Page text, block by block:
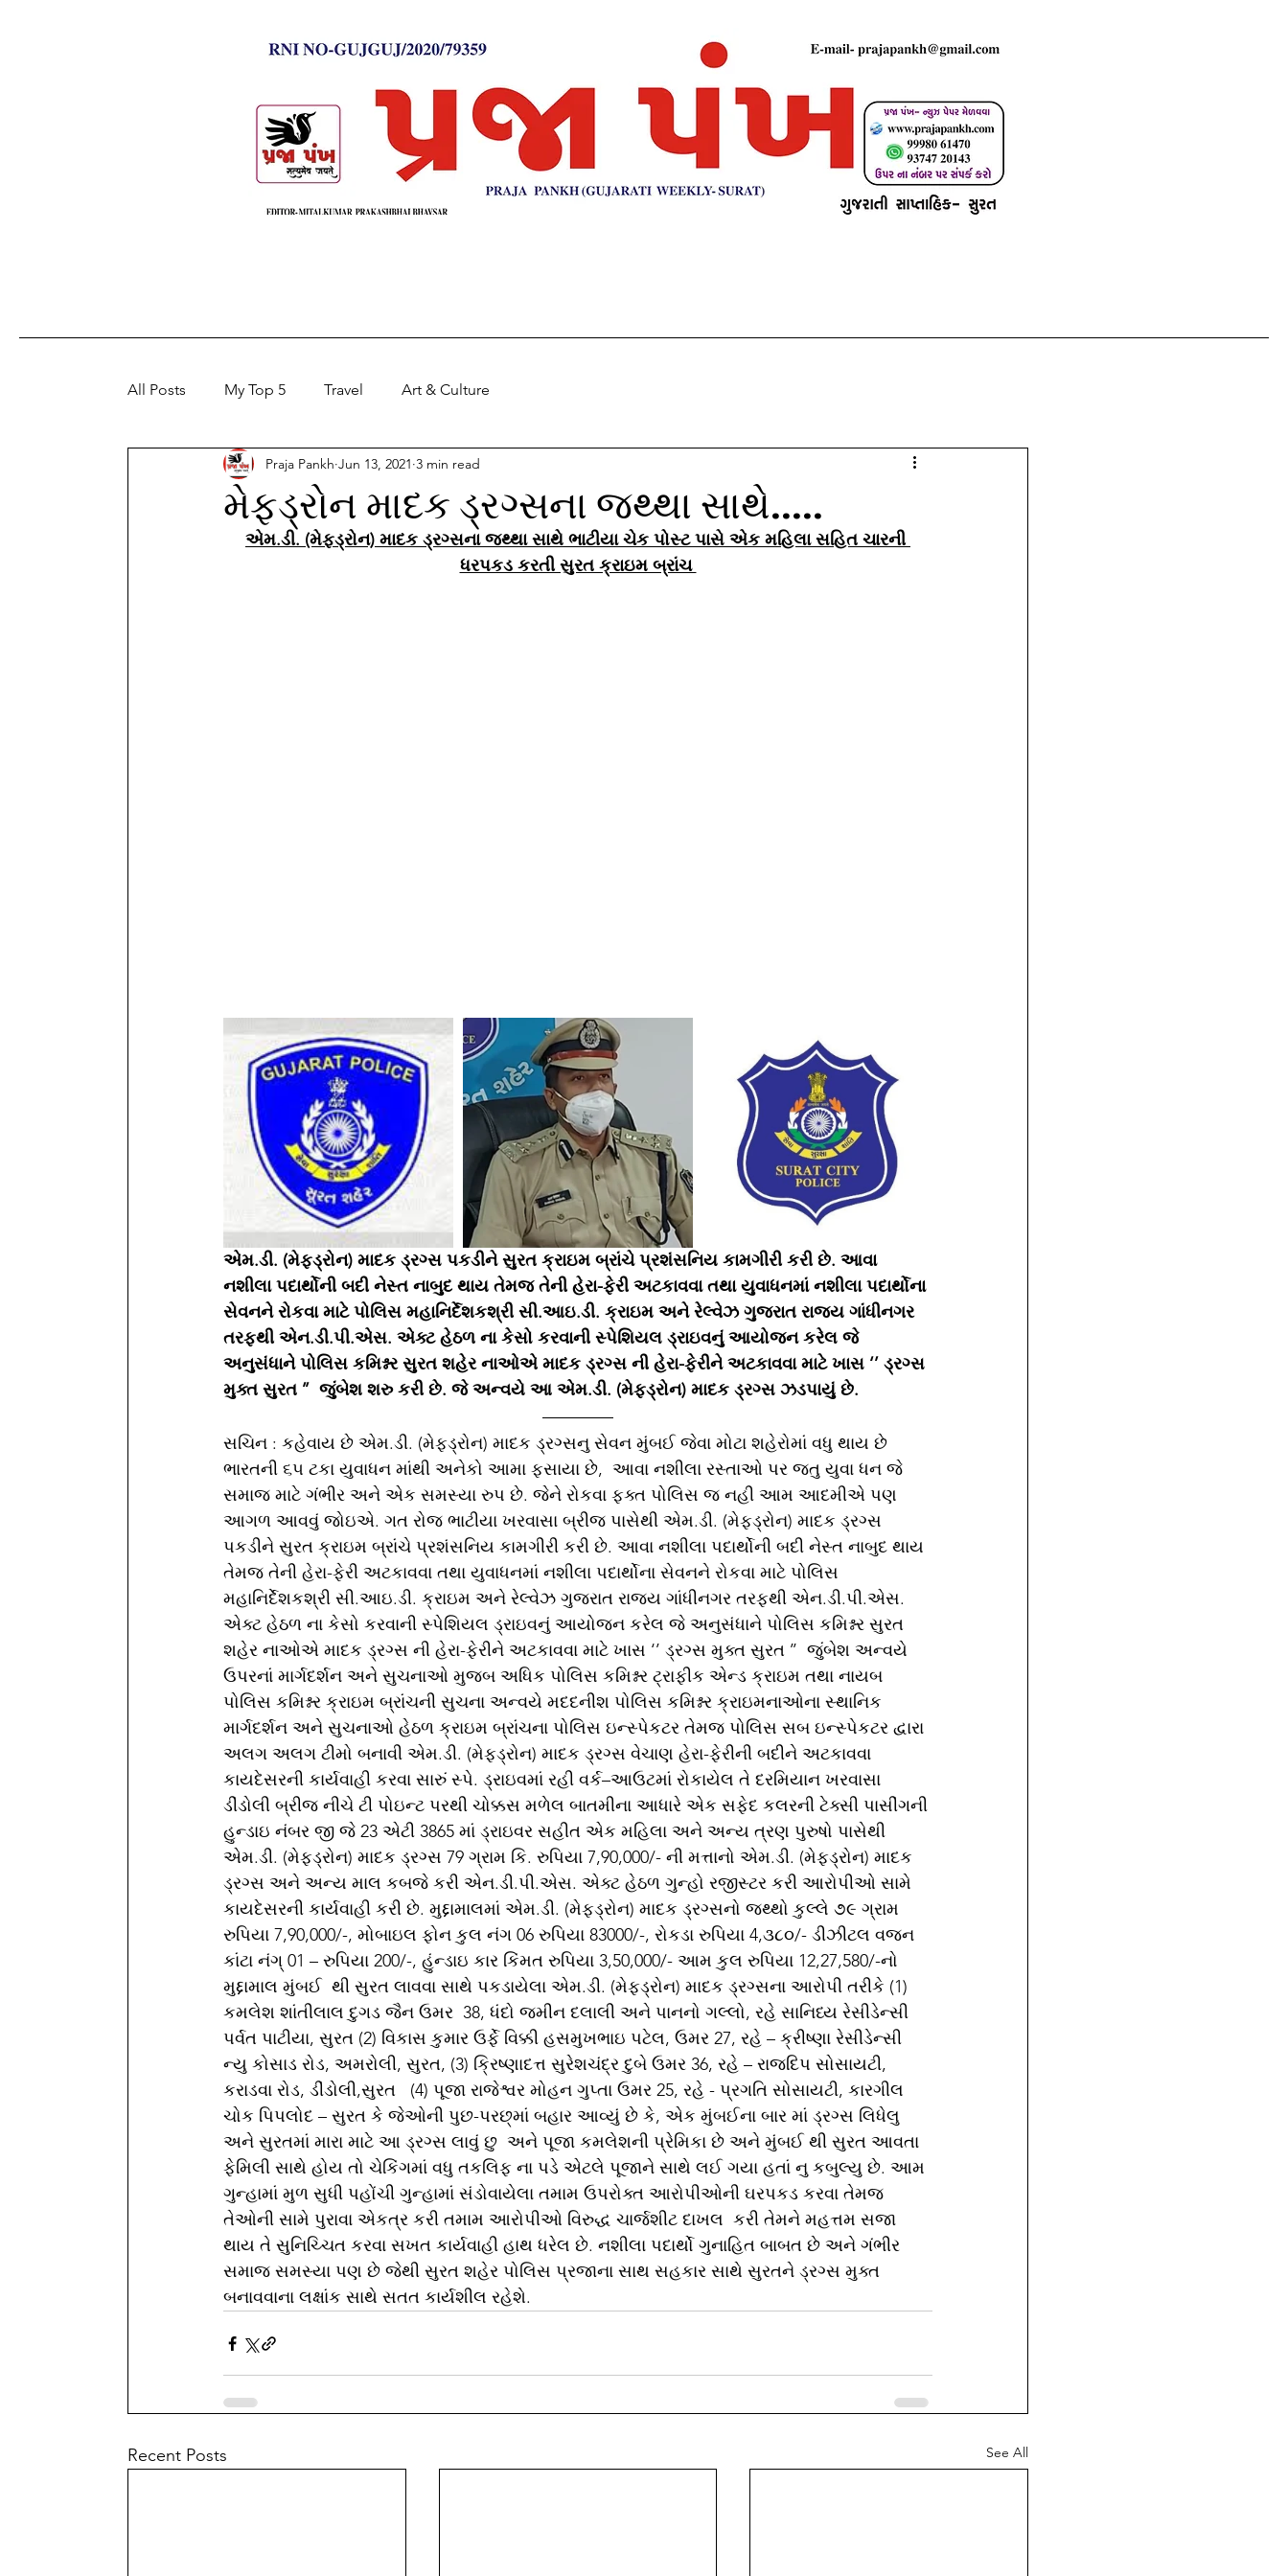
All Posts My Top 5 Travel Art & Culture
મેફ્ડ્રોન માદક ડ્રગ્સના જથ્થા સાથે.....
Praja Pankh Jun 13, 2021 3 min read
એમ.ડી. (મેફ્ડ્રોન) માદક ડ્રગ્સના જથ્થા સાથે ભાટીયા ચેક પોસ્ટ પાસે એક મહિલા સહિત ચારની
ધરપકડ કરતી સુરત ક્રાઇમ બ્રાંચ
એમ.ડી. (મેફ્ડ્રોન) માદક ડ્રગ્સ પકડીને સુરત ક્રાઇમ બ્રાંચે પ્રશંસનિય કામગીરી કરી છે. આવા
નશીલા પદાર્થોની બદી નેસ્ત નાબુદ થાય તેમજ તેની હેરા-ફેરી અટકાવવા તથા યુવાધનમાં નશીલા પદાર્થોના
સેવનને રોકવા માટે પોલિસ મહાનિર્દેશકશ્રી સી.આઇ.ડી. ક્રાઇમ અને રેલ્વેઝ ગુજરાત રાજ્ય ગાંધીનગર
તરફથી એન.ડી.પી.એસ. એક્ટ હેઠળ ના કેસો કરવાની સ્પેશિયલ ડ્રાઇવનું આયોજન કરેલ જે
અનુસંધાને પોલિસ કમિશ્નર સુરત શહેર નાઓએ માદક ડ્રગ્સ ની હેરા-ફેરીને અટકાવવા માટે ખાસ ‘’ ડ્રગ્સ
મુક્ત સુરત ’’  જુંબેશ શરુ કરી છે. જે અન્વયે આ એમ.ડી. (મેફ્ડ્રોન) માદક ડ્રગ્સ ઝડપાયું છે.
સચિન : કહેવાય છે એમ.ડી. (મેફ્ડ્રોન) માદક ડ્રગ્સનુ સેવન મુંબઈ જેવા મોટા શહેરોમાં વધુ થાય છે
ભારતની ૬૫ ટકા યુવાધન માંથી અનેકો આમા ફસાયા છે,  આવા નશીલા રસ્તાઓ પર જતુ યુવા ધન જે
સમાજ માટે ગંભીર અને એક સમસ્યા રુપ છે. જેને રોકવા ફક્ત પોલિસ જ નહી આમ આદમીએ પણ
આગળ આવવું જોઇએ. ગત રોજ ભાટીયા ખરવાસા બ્રીજ પાસેથી એમ.ડી. (મેફ્ડ્રોન) માદક ડ્રગ્સ
પકડીને સુરત ક્રાઇમ બ્રાંચે પ્રશંસનિય કામગીરી કરી છે. આવા નશીલા પદાર્થોની બદી નેસ્ત નાબુદ થાય
તેમજ તેની હેરા-ફેરી અટકાવવા તથા યુવાધનમાં નશીલા પદાર્થોના સેવનને રોકવા માટે પોલિસ
મહાનિર્દેશકશ્રી સી.આઇ.ડી. ક્રાઇમ અને રેલ્વેઝ ગુજરાત રાજ્ય ગાંધીનગર તરફથી એન.ડી.પી.એસ.
એક્ટ હેઠળ ના કેસો કરવાની સ્પેશિયલ ડ્રાઇવનું આયોજન કરેલ જે અનુસંધાને પોલિસ કમિશ્નર સુરત
શહેર નાઓએ માદક ડ્રગ્સ ની હેરા-ફેરીને અટકાવવા માટે ખાસ ‘’ ડ્રગ્સ મુક્ત સુરત ’’  જુંબેશ અન્વયે
ઉપરનાં માર્ગદર્શન અને સુચનાઓ મુજબ અધિક પોલિસ કમિશ્નર ટ્રાફીક એન્ડ ક્રાઇમ તથા નાયબ
પોલિસ કમિશ્નર ક્રાઇમ બ્રાંચની સુચના અન્વયે મદદનીશ પોલિસ કમિશ્નર ક્રાઇમનાઓના સ્થાનિક
માર્ગદર્શન અને સુચનાઓ હેઠળ ક્રાઇમ બ્રાંચના પોલિસ ઇન્સ્પેકટર તેમજ પોલિસ સબ ઇન્સ્પેકટર દ્વારા
અલગ અલગ ટીમો બનાવી એમ.ડી. (મેફ્ડ્રોન) માદક ડ્રગ્સ વેચાણ હેરા-ફેરીની બદીને અટકાવવા
કાયદેસરની કાર્યવાહી કરવા સારું સ્પે. ડ્રાઇવમાં રહી વર્ક–આઉટમાં રોકાયેલ તે દરમિયાન ખરવાસા
ડીંડોલી બ્રીજ નીચે ટી પોઇન્ટ પરથી ચોક્કસ મળેલ બાતમીના આધારે એક સફેદ કલરની ટેક્સી પાસીંગની
હુન્ડાઇ નંબર જી જે 23 એટી 3865 માં ડ્રાઇવર સહીત એક મહિલા અને અન્ય ત્રણ પુરુષો પાસેથી
એમ.ડી. (મેફ્ડ્રોન) માદક ડ્રગ્સ 79 ગ્રામ કિ. રુપિયા 7,90,000/- ની મત્તાનો એમ.ડી. (મેફ્ડ્રોન) માદક
ડ્રગ્સ અને અન્ય માલ કબજે કરી એન.ડી.પી.એસ. એક્ટ હેઠળ ગુન્હો રજીસ્ટર કરી આરોપીઓ સામે
કાયદેસરની કાર્યવાહી કરી છે. મુદ્દામાલમાં એમ.ડી. (મેફ્ડ્રોન) માદક ડ્રગ્સનો જથ્થો કુલ્લે ૭૯ ગ્રામ
રુપિયા 7,90,000/-, મોબાઇલ ફોન કુલ નંગ 06 રુપિયા 83000/-, રોકડા રુપિયા 4,૩૮૦/- ડીઝીટલ વજન
કાંટા નંગ્ 01 – રુપિયા 200/-, હુંન્ડાઇ કાર કિંમત રુપિયા 3,50,000/- આમ કુલ રુપિયા 12,27,580/-નો
મુદ્દામાલ મુંબઈ  થી સુરત લાવવા સાથે પકડાયેલા એમ.ડી. (મેફ્ડ્રોન) માદક ડ્રગ્સના આરોપી તરીકે (1)
કમલેશ શાંતીલાલ દુગડ જૈન ઉમર  38, ધંદો જમીન દલાલી અને પાનનો ગલ્લો, રહે સાનિધ્ય રેસીડેન્સી
પર્વત પાટીયા, સુરત (2) વિકાસ કુમાર ઉર્ફે વિક્કી હસમુખભાઇ પટેલ, ઉમર 27, રહે – ક્રીષ્ણા રેસીડેન્સી
ન્યુ કોસાડ રોડ, અમરોલી, સુરત, (3) ક્રિષ્ણાદત્ત સુરેશચંદ્ર દુબે ઉમર 36, રહે – રાજદિપ સોસાયટી,
કરાડવા રોડ, ડીંડોલી,સુરત   (4) પૂજા રાજેશ્વર મોહન ગુપ્તા ઉમર 25, રહે - પ્રગતિ સોસાયટી, કારગીલ
ચોક પિપલોદ – સુરત કે જેઓની પુછ-પરછ્માં બહાર આવ્યું છે કે, એક મુંબઈના બાર માં ડ્રગ્સ લિધેલુ
અને સુરતમાં મારા માટે આ ડ્રગ્સ લાવું છુ  અને પૂજા કમલેશની પ્રેમિકા છે અને મુંબઈ થી સુરત આવતા
ફેમિલી સાથે હોય તો ચેકિંગમાં વધુ તકલિફ ના પડે એટલે પૂજાને સાથે લઈ ગયા હતાં નુ કબુલ્યુ છે. આમ
ગુન્હામાં મુળ સુધી પહોંચી ગુન્હામાં સંડોવાયેલા તમામ ઉપરોક્ત આરોપીઓની ઘરપકડ કરવા તેમજ
તેઓની સામે પુરાવા એકત્ર કરી તમામ આરોપીઓ વિરુદ્ધ ચાર્જશીટ દાખલ  કરી તેમને મહત્તમ સજા
થાય તે સુનિચ્ચિત કરવા સખત કાર્યવાહી હાથ ધરેલ છે. નશીલા પદાર્થો ગુનાહિત બાબત છે અને ગંભીર
સમાજ સમસ્યા પણ છે જેથી સુરત શહેર પોલિસ પ્રજાના સાથ સહકાર સાથે સુરતને ડ્રગ્સ મુક્ત
બનાવવાના લક્ષાંક સાથે સતત કાર્યશીલ રહેશે.
Recent Posts See All